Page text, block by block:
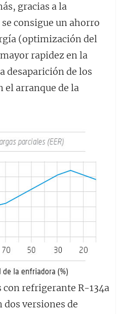
gracias a la
consigue un ahorro
(optimización del
rapidez en la
desaparición de los
el arranque de la
con refrigerante R-134a
versiones de